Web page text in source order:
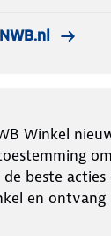
Winkel
beste
en ontvang